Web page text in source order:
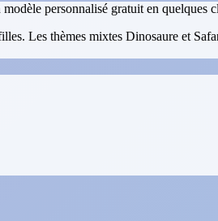
personnalisé gratuit en quelques
Les thèmes mixtes Dinosaure et